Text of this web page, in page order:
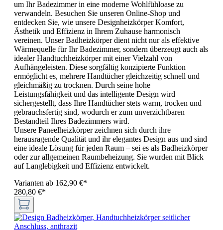
um Ihr Badezimmer in eine moderne Wohlfühloase zu
verwandeln. Besuchen Sie unseren Online-Shop und
entdecken Sie, wie unsere Designheizkörper Komfort,
Ästhetik und Effizienz in Ihrem Zuhause harmonisch
vereinen. Unser Badheizkörper dient nicht nur als effektive
Wärmequelle für Ihr Badezimmer, sondern überzeugt auch als
idealer Handtuchheizkörper mit einer Vielzahl von
Aufhängeleisten. Diese sorgfältig konzipierte Funktion
ermöglicht es, mehrere Handtücher gleichzeitig schnell und
gleichmäßig zu trocknen. Durch seine hohe
Leistungsfähigkeit und das intelligente Design wird
sichergestellt, dass Ihre Handtücher stets warm, trocken und
gebrauchsfertig sind, wodurch er zum unverzichtbaren
Bestandteil Ihres Badezimmers wird.
Unsere Paneelheizkörper zeichnen sich durch ihre
herausragende Qualität und ihr elegantes Design aus und sind
eine ideale Lösung für jeden Raum – sei es als Badheizkörper
oder zur allgemeinen Raumbeheizung. Sie wurden mit Blick
auf Langlebigkeit und Effizienz entwickelt.
Varianten ab 162,90 €*
280,80 €*